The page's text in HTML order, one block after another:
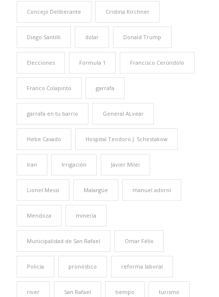
Concejo Deliberante Cristina Kirchner
Diego Santilli dolar Donald Trump
Elecciones Formula 1 Francisco Cerúndolo
Franco Colapinto garrafa
garrafa en tu barrio General ALvear
Hebe Casado Hospital Teodoro J. Schestakow
Iran Irrigación Javier Milei
Lionel Messi Malargüe manuel adorni
Mendoza minería
Municipalidad de San Rafael Omar Félix
Policía pronóstico reforma laboral
river San Rafael tiempo turismo